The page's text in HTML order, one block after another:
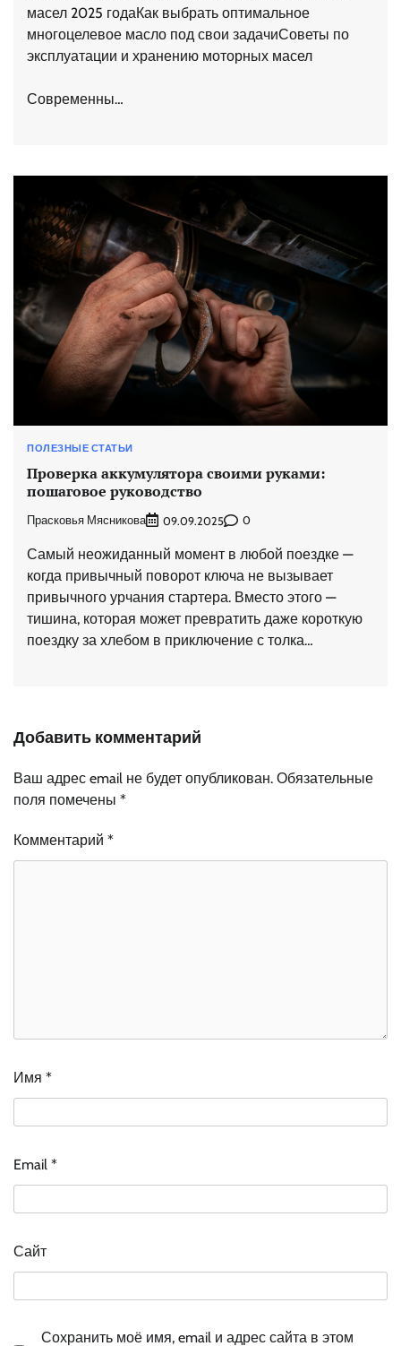
масел 2025 годаКак выбрать оптимальное
многоцелевое масло под свои задачиСоветы по
эксплуатации и хранению моторных масел
Современны…
ПОЛЕЗНЫЕ СТАТЬИ
Проверка аккумулятора своими руками:
пошаговое руководство
Прасковья Мясникова 09.09.2025 0
Самый неожиданный момент в любой поездке —
когда привычный поворот ключа не вызывает
привычного урчания стартера. Вместо этого —
тишина, которая может превратить даже короткую
поездку за хлебом в приключение с толка…
Добавить комментарий
Ваш адрес email не будет опубликован. Обязательные
поля помечены *
Комментарий *
Имя *
Email *
Сайт
Сохранить моё имя, email и адрес сайта в этом